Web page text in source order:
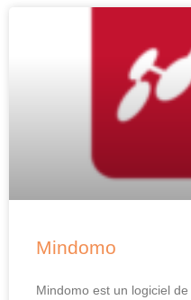
Mindomo
Mindomo est un logiciel